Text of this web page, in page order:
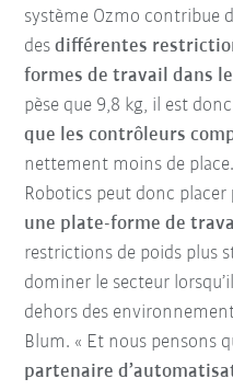
système Ozmo contribue
desdifférentes
formes de travail dans
pèse que 9,8 kg, il est donc
que les contrôleurs
nettement moins de
Robotics peut donc placer
une plate-forme de
restrictions de poids plus
dominer le secteur
dehors des
Blum. « Et nous pensons
partenaire